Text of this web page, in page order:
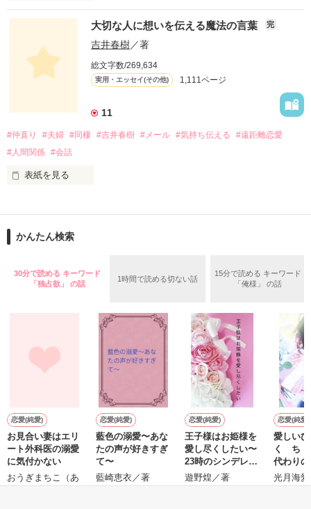
作品を読む
「オーダー承ります！」は、
お昼のTV番組『ありがとッ！』（テレビ神奈川）
にて、山川恵里佳さんがオススメの料理を
紹介する人気コーナー。
毎週番組への問い合わせが絶えないという、
この話題のレシピを山川さんが
いつもの一品として気軽に取り入れられる
簡単便利なアイデアが満載。
ご主人・おさるさんの感想や、
参考にもぜひどうぞ！
大切な人に想いを伝える魔法の言葉 完
吉井春樹／著
総文字数/269,634
実用・エッセイ(その他) 1,111ページ
11
#仲直り #夫婦 #同棲 #吉井春樹 #メール #気持ち伝える
#遠距離恋愛
#人間関係 #会話
表紙を見る
コピーライターとして徹夜つづきの日々を過ごすかたわら、妻
の女性読者の共感を呼んだことで『しあわせが、しあわせを、
この作品は吉井さん直伝の、気持ちをもっと上手に伝える、こ
「ありがとう」「すきです」「ごめんなさい」「だいじょう
ぶ」「よくできました」など、大切な誰かに感謝や好意、励ま
しのメッセージを伝える小さなテクニックについて解説すると
ともに、その言葉を用いることで自分自身を見つめるきっかけ
も促してくれる、「気持ちの伝え方」「自分らしさの磨き方」
作品を読む
かんたん検索
30分で読める キーワード
「独占欲」 の話
1時間で読める切ない話
15分で読める キーワード
「俺様」 の話
恋愛(純愛)
お見合い妻はエリ
ート外科医の溺愛
に気付かない
おうぎまちこ（あ
恋愛(純愛)
藍色の溺愛〜あな
たの声が好きすぎ
て〜
藍崎恵衣／著
恋愛(純愛)
王子様はお姫様を
愛し尽くしたい〜
23時のシンデレラ
短編〜
遊野煌／著
恋愛(純愛)
愛しい
く ち
代わり
編）
光月海